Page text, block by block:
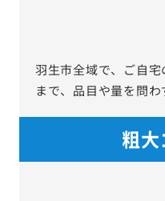
羽生市全域で、ご自
まで、品目や量を問わ
粗